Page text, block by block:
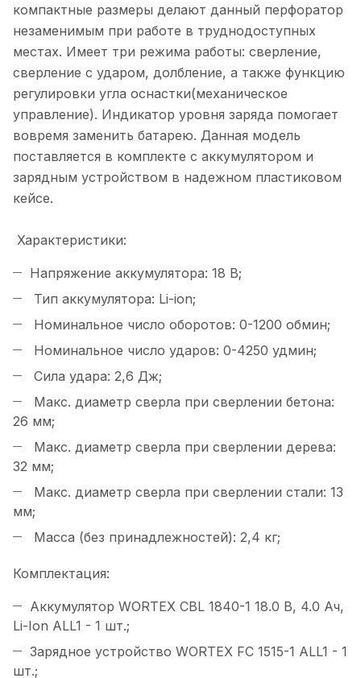
компактные размеры делают данный перфоратор
незаменимым при работе в труднодоступных
местах. Имеет три режима работы: сверление,
сверление с ударом, долбление, а также функцию
регулировки угла оснастки(механическое
управление). Индикатор уровня заряда помогает
вовремя заменить батарею. Данная модель
поставляется в комплекте с аккумулятором и
зарядным устройством в надежном пластиковом
кейсе.
Характеристики:
Напряжение аккумулятора: 18 В;
Тип аккумулятора: Li-ion;
Номинальное число оборотов: 0-1200 обмин;
Номинальное число ударов: 0-4250 удмин;
Сила удара: 2,6 Дж;
Макс. диаметр сверла при сверлении бетона:
26 мм;
Макс. диаметр сверла при сверлении дерева:
32 мм;
Макс. диаметр сверла при сверлении стали: 13
мм;
Масса (без принадлежностей): 2,4 кг;
Комплектация:
Аккумулятор WORTEX CBL 1840-1 18.0 В, 4.0 Ач,
Li-Ion ALL1 - 1 шт.;
Зарядное устройство WORTEX FC 1515-1 ALL1 - 1
шт.;